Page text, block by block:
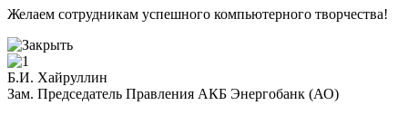
Желаем сотрудникам успешного компьютерного творчества!
Б.И. Хайруллин
Зам. Председатель Правления АКБ Энергобанк (АО)